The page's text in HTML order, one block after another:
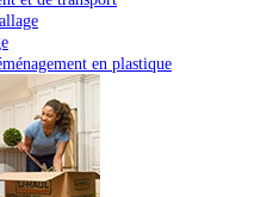
en plastique